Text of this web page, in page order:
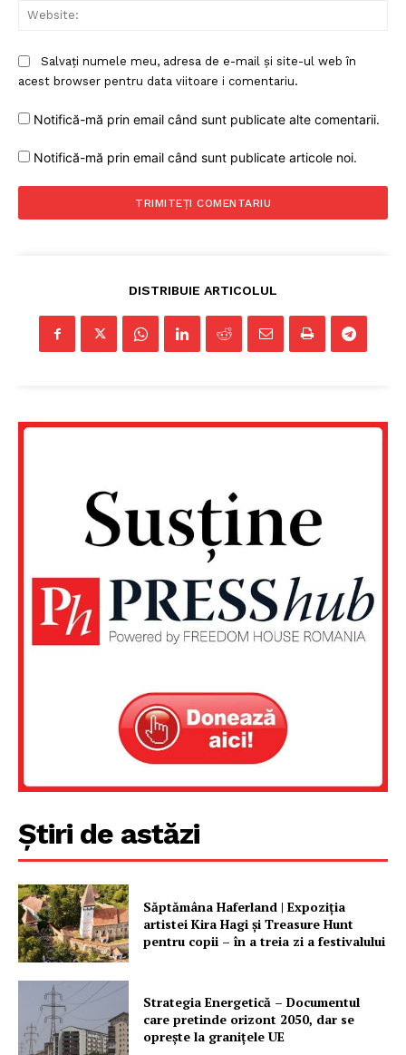
Salvați numele meu, adresa de e-mail și site-ul web în
acest browser pentru data viitoare i comentariu.
Notifică-mă prin email când sunt publicate alte comentarii.
Notifică-mă prin email când sunt publicate articole noi.
DISTRIBUIE ARTICOLUL
Știri de astăzi
Săptămâna Haferland | Expoziţia
artistei Kira Hagi şi Treasure Hunt
pentru copii – în a treia zi a festivalului
Strategia Energetică – Documentul
care pretinde orizont 2050, dar se
oprește la granițele UE